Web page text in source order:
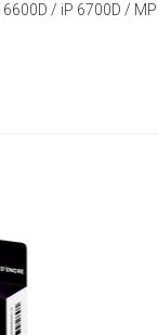
/ iP 6700D /